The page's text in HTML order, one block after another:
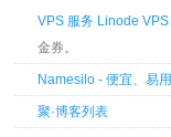
VPS 服务 Linode VPS
金券。
Namesilo - 便宜、易
聚·博客列表